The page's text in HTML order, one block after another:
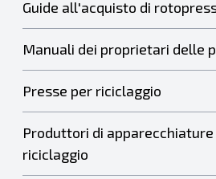
Guide all'acquisto di
Manuali dei proprietari delle
Presse per riciclaggio
Produttori di
riciclaggio